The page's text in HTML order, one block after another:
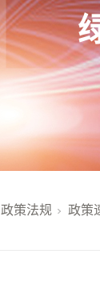
政策法规 政策